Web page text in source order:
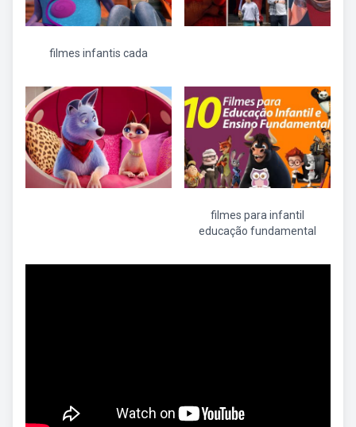
filmes infantis cada
filmes para infantil
educação fundamental